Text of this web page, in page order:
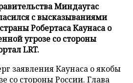
Миндаугас
с высказываниями
Робертаса Каунаса о
угрозе со стороны
LRT.
заявления Каунаса о якобы
со стороны России. Глава